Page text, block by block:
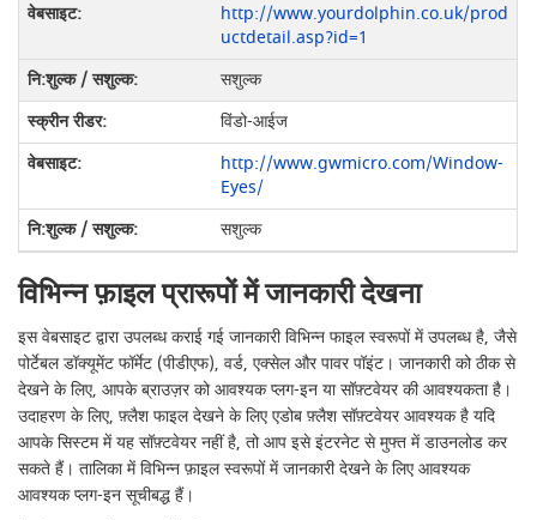
http://www.yourdolphin.co.uk/prod
uctdetail.asp?id=1
सशुल्क
विंडो-आईज
http://www.gwmicro.com/Window-
Eyes/
सशुल्क
विभिन्न फ़ाइल प्रारूपों में जानकारी देखना
इस वेबसाइट द्वारा उपलब्ध कराई गई जानकारी विभिन्न फाइल स्वरूपों में उपलब्ध है, जैसे
पोर्टेबल डॉक्यूमेंट फॉर्मेट (पीडीएफ), वर्ड, एक्सेल और पावर पॉइंट। जानकारी को ठीक से
देखने के लिए, आपके ब्राउज़र को आवश्यक प्लग-इन या सॉफ़्टवेयर की आवश्यकता है।
उदाहरण के लिए, फ़्लैश फाइल देखने के लिए एडोब फ़्लैश सॉफ़्टवेयर आवश्यक है यदि
आपके सिस्टम में यह सॉफ़्टवेयर नहीं है, तो आप इसे इंटरनेट से मुफ्त में डाउनलोड कर
सकते हैं। तालिका में विभिन्न फ़ाइल स्वरूपों में जानकारी देखने के लिए आवश्यक
आवश्यक प्लग-इन सूचीबद्ध हैं।